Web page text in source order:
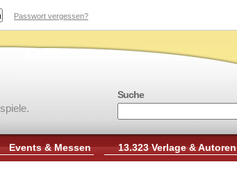
Passwort vergessen?
Suche
Events & Messen 13.323 Verlage & Autoren